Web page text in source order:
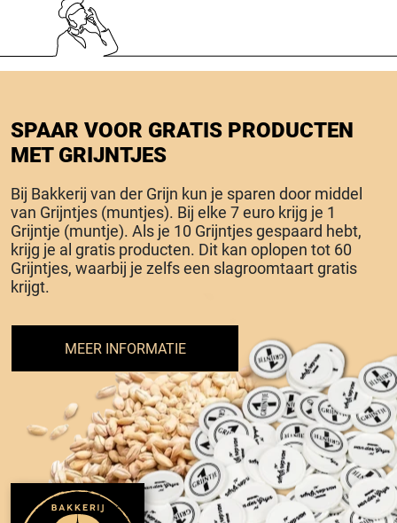
SPAAR VOOR GRATIS PRODUCTEN
MET GRIJNTJES
Bij Bakkerij van der Grijn kun je sparen door middel
van Grijntjes (muntjes). Bij elke 7 euro krijg je 1
Grijntje (muntje). Als je 10 Grijntjes gespaard hebt,
krijg je al gratis producten. Dit kan oplopen tot 60
Grijntjes, waarbij je zelfs een slagroomtaart gratis
krijgt.
MEER INFORMATIE